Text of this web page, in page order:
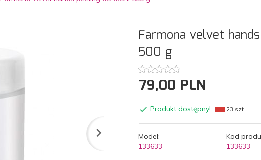
Farmona velvet
500 g
79,00 PLN
Produkt dostępny! 23 szt.
Model:
133633
Kod
133633